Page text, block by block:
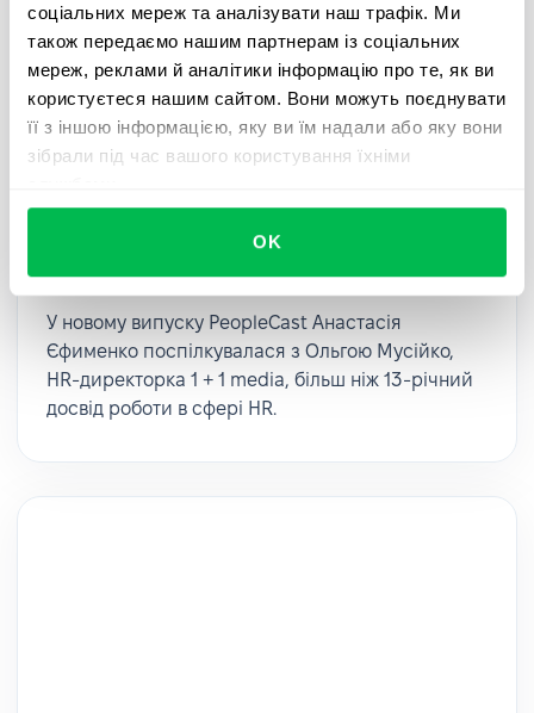
соціальних мереж та аналізувати наш трафік. Ми
також передаємо нашим партнерам із соціальних
мереж, реклами й аналітики інформацію про те, як ви
користуєтеся нашим сайтом. Вони можуть поєднувати
її з іншою інформацією, яку ви їм надали або яку вони
зібрали під час вашого користування їхніми
OK
PeopleCast Тривалість 24 хвилини
PeopleCast #18. Трансформація
корпоративної культури | Ольга
Мусійко
У новому випуску PeopleCast Анастасія
Єфименко поспілкувалася з Ольгою Мусійко,
HR-директорка 1 + 1 media, більш ніж 13-річний
досвід роботи в сфері HR.